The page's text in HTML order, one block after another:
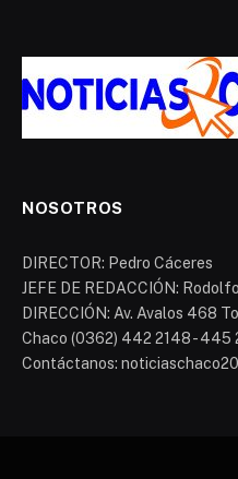
NOSOTROS
DIRECTOR: Pedro Cáceres
JEFE DE REDACCIÓN:
DIRECCIÓN: Av. Avalos 468
Chaco (0362) 442 2148 - 445
Contáctanos: